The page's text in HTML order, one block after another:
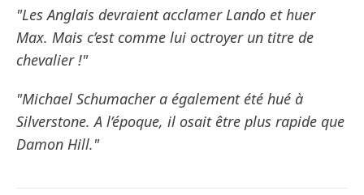
"Les Anglais devraient acclamer Lando et huer
Max. Mais c’est comme lui octroyer un titre de
chevalier !"
"Michael Schumacher a également été hué à
Silverstone. A l’époque, il osait être plus rapide que
Damon Hill."